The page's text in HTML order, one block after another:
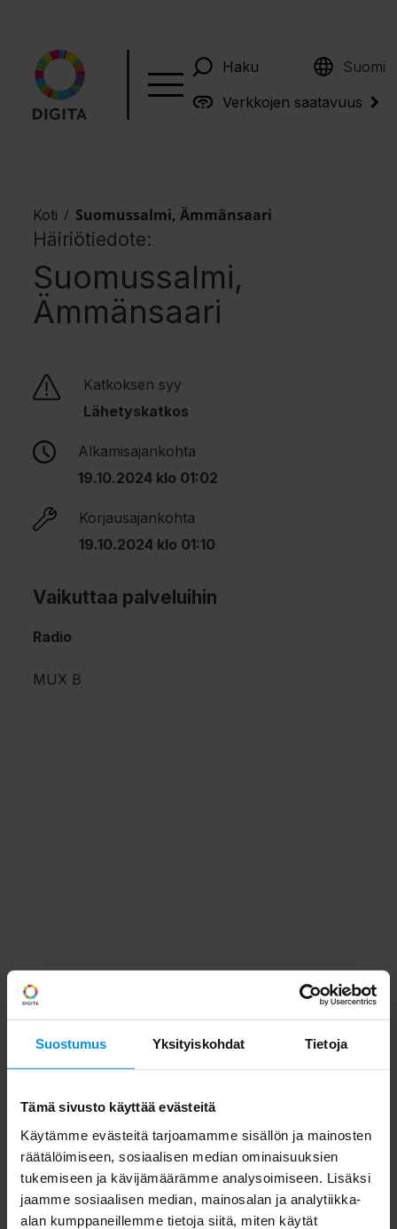
Suostumus Yksityiskohdat Tietoja
Tämä sivusto käyttää evästeitä
Käytämme evästeitä tarjoamamme sisällön ja mainosten
räätälöimiseen, sosiaalisen median ominaisuuksien
tukemiseen ja kävijämäärämme analysoimiseen. Lisäksi
jaamme sosiaalisen median, mainosalan ja analytiikka-
alan kumppaneillemme tietoja siitä, miten käytät
Haku Suomi
English
Verkkojen saatavuus
Koti / Suomussalmi, Ämmänsaari
Häiriötiedote:
Suomussalmi,
Ämmänsaari
Katkoksen syy
Lähetyskatkos
Alkamisajankohta
19.10.2024 klo 01:02
Korjausajankohta
19.10.2024 klo 01:10
Vaikuttaa palveluihin
Radio
MUX B